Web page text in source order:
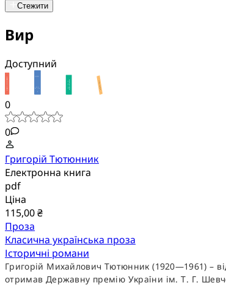
Стежити
Вир
Доступний
0
0
Григорій Тютюнник
Електронна книга
pdf
Ціна
115,00 ₴
Проза
Класична українська проза
Історичні романи
Григорій Михайлович Тютюнник (1920—1961) –
отримав Державну премію України ім. Т. Г.